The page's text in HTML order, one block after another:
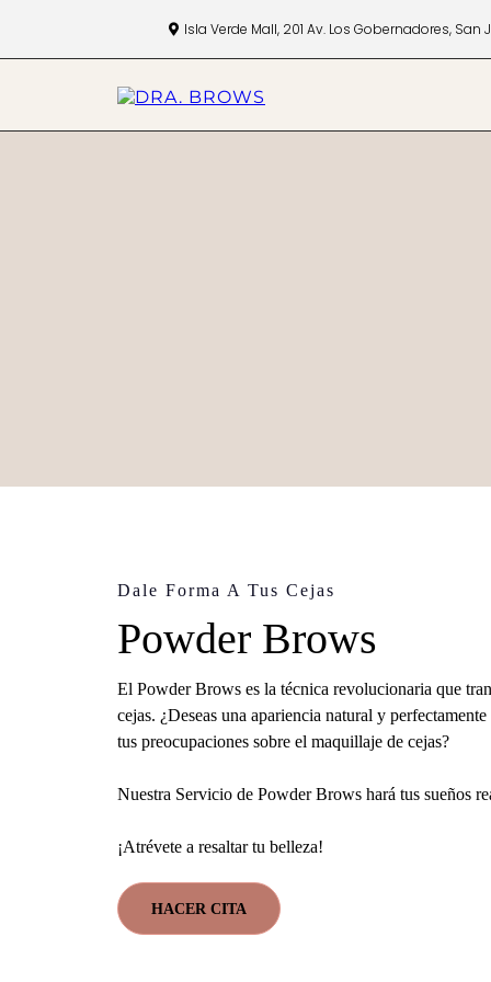
Isla Verde Mall, 201 Av. Los Gobernadores, San
Dale Forma A Tus Cejas
Powder Brows
El Powder Brows es la técnica revolucionaria que
cejas. ¿Deseas una apariencia natural y
tus preocupaciones sobre el maquillaje de cejas?
Nuestra Servicio de Powder Brows hará tus sueños
¡Atrévete a resaltar tu belleza!
HACER CITA